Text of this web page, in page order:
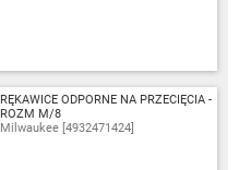
RĘKAWICE ODPORNE NA PRZECIĘCIA -
ROZM M/8
Milwaukee [4932471424]